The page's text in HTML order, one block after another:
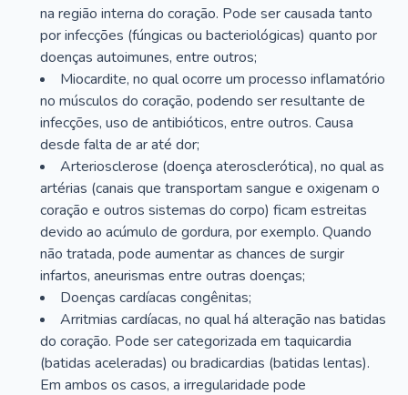
na região interna do coração. Pode ser causada tanto
por infecções (fúngicas ou bacteriológicas) quanto por
doenças autoimunes, entre outros;
Miocardite, no qual ocorre um processo inflamatório
no músculos do coração, podendo ser resultante de
infecções, uso de antibióticos, entre outros. Causa
desde falta de ar até dor;
Arteriosclerose (doença aterosclerótica), no qual as
artérias (canais que transportam sangue e oxigenam o
coração e outros sistemas do corpo) ficam estreitas
devido ao acúmulo de gordura, por exemplo. Quando
não tratada, pode aumentar as chances de surgir
infartos, aneurismas entre outras doenças;
Doenças cardíacas congênitas;
Arritmias cardíacas, no qual há alteração nas batidas
do coração. Pode ser categorizada em taquicardia
(batidas aceleradas) ou bradicardias (batidas lentas).
Em ambos os casos, a irregularidade pode